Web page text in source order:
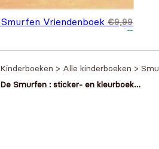
Vriendenboek €9,99
Kinderboeken > Alle kinderboeken >
De Smurfen : sticker- en kleurboek